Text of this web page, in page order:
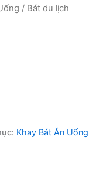
/ Bát du lịch
Khay Bát Ăn Uống